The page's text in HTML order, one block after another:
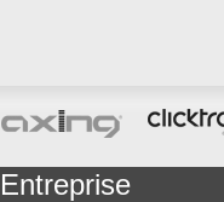
Entreprise